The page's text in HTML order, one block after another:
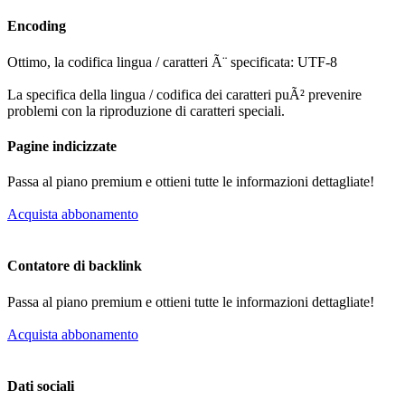
Encoding
Ottimo, la codifica lingua / caratteri Ã¨ specificata: UTF-8
La specifica della lingua / codifica dei caratteri puÃ² prevenire
problemi con la riproduzione di caratteri speciali.
Pagine indicizzate
Passa al piano premium e ottieni tutte le informazioni dettagliate!
Acquista abbonamento
Contatore di backlink
Passa al piano premium e ottieni tutte le informazioni dettagliate!
Acquista abbonamento
Dati sociali